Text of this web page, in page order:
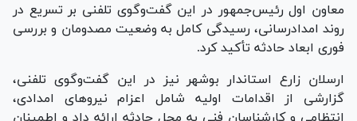
معاون اول رئیس‌جمهور در این گفت‌وگوی تلفنی بر تسریع در
روند امدادرسانی، رسیدگی کامل به وضعیت مصدومان و بررسی
فوری ابعاد حادثه تأکید کرد.
ارسلان زارع استاندار بوشهر نیز در این گفت‌وگوی تلفنی،
گزارشی از اقدامات اولیه شامل اعزام نیرو‌های امدادی،